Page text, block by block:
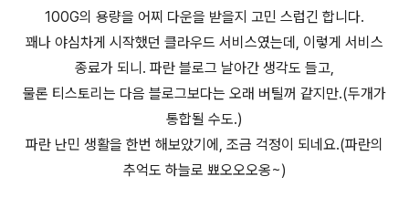
100G의 용량을 어찌 다운을 받을지 고민 스럽긴 합니다.
꽤나 야심차게 시작했던 클라우드 서비스였는데, 이렇게 서비스
종료가 되니. 파란 블로그 날아간 생각도 들고,
물론 티스토리는 다음 블로그보다는 오래 버틸꺼 같지만.(두개가
통합될 수도.)
파란 난민 생활을 한번 해보았기에, 조금 걱정이 되네요.(파란의
추억도 하늘로 뾰오오오옹~)